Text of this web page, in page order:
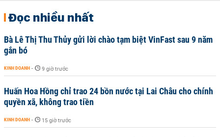
Đọc nhiều nhất
Bà Lê Thị Thu Thủy gửi lời chào tạm biệt VinFast sau 9 năm
gắn bó
KINH DOANH - 9 giờ trước
Huấn Hoa Hồng chỉ trao 24 bồn nước tại Lai Châu cho chính
quyền xã, không trao tiền
KINH DOANH - 15 giờ trước